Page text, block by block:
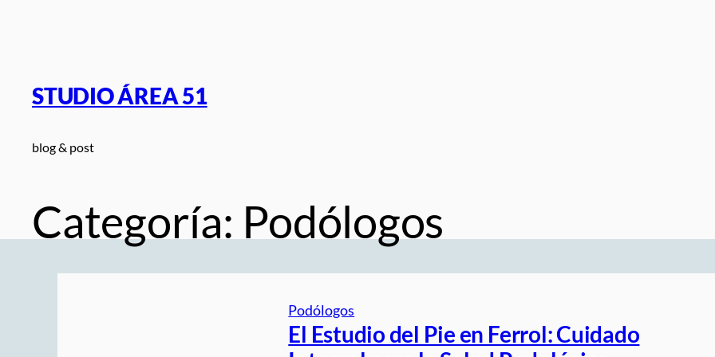
STUDIO ÁREA 51
blog & post
Categoría: Podólogos
Podólogos
El Estudio del Pie en Ferrol: Cuidado